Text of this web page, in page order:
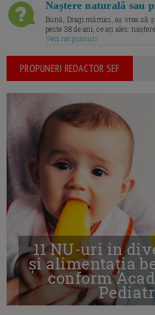
Naștere naturală sau
Bună, Dragi mămici, aș vrea să
peste 38 de ani, ce ați ales:
Vezi raspunsuri
PROPUNERI REDACTOR SEF
11 NU-uri in
și alimentația
conform